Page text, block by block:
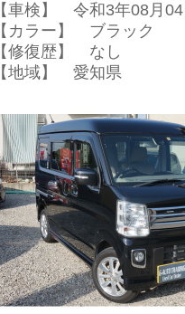
【車検】 令和3年08月
【カラー】 ブラック
【修復歴】 なし
【地域】 愛知県